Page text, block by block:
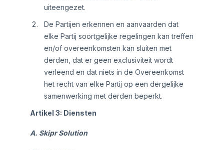
uiteengezet.
De Partijen erkennen en aanvaarden dat
elke Partij soortgelijke regelingen kan treffen
en/of overeenkomsten kan sluiten met
derden, dat er geen exclusiviteit wordt
verleend en dat niets in de Overeenkomst
het recht van elke Partij op een dergelijke
samenwerking met derden beperkt.
Artikel 3: Diensten
A. Skipr Solution